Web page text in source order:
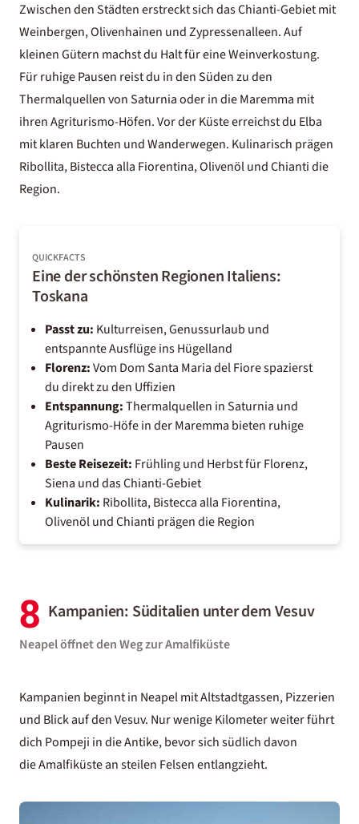
Zwischen den Städten erstreckt sich das Chianti-Gebiet mit
Weinbergen, Olivenhainen und Zypressenalleen. Auf
kleinen Gütern machst du Halt für eine Weinverkostung.
Für ruhige Pausen reist du in den Süden zu den
Thermalquellen von Saturnia oder in die Maremma mit
ihren Agriturismo-Höfen. Vor der Küste erreichst du Elba
mit klaren Buchten und Wanderwegen. Kulinarisch prägen
Ribollita, Bistecca alla Fiorentina, Olivenöl und Chianti die
Region.
QUICKFACTS
Eine der schönsten Regionen Italiens:
Toskana
Passt zu: Kulturreisen, Genussurlaub und
entspannte Ausflüge ins Hügelland
Florenz:Vom Dom Santa Maria del Fiore spazierst
du direkt zu den Uffizien
Entspannung:Thermalquellen in Saturnia und
Agriturismo-Höfe in der Maremma bieten ruhige
Pausen
Beste Reisezeit: Frühling und Herbst für Florenz,
Siena und das Chianti-Gebiet
Kulinarik: Ribollita, Bistecca alla Fiorentina,
Olivenöl und Chianti prägen die Region
8 Kampanien: Süditalien unter dem Vesuv
Neapel öffnet den Weg zur Amalfiküste
Kampanien beginnt in Neapel mit Altstadtgassen, Pizzerien
und Blick auf den Vesuv. Nur wenige Kilometer weiter führt
dich Pompeji in die Antike, bevor sich südlich davon
die Amalfiküste an steilen Felsen entlangzieht.